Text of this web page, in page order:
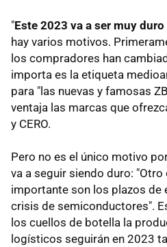
"Este 2023 va a ser muy
hay varios motivos.
los compradores han
importa es la etiqueta
para "las nuevas y famosas
ventaja las marcas que
y CERO.
Pero no es el único motivo
va a seguir siendo duro:
importante son los plazos de
crisis de semiconductores".
los cuellos de botella la
logísticos seguirán en 2023